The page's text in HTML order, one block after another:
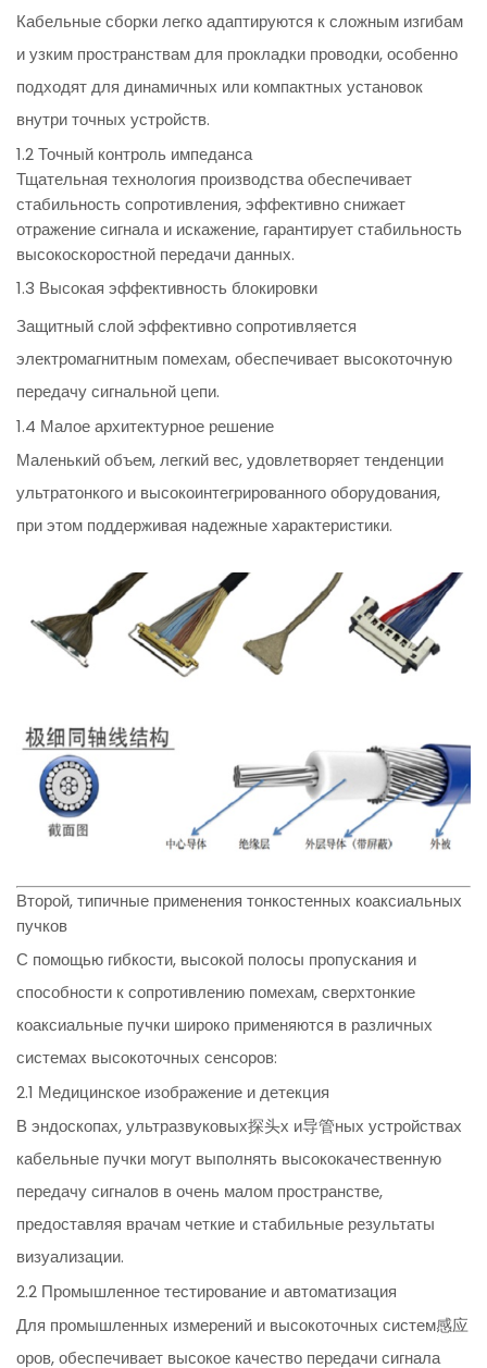
Кабельные сборки легко адаптируются к сложным изгибам
и узким пространствам для прокладки проводки, особенно
подходят для динамичных или компактных установок
внутри точных устройств.
1.2 Точный контроль импеданса
Тщательная технология производства обеспечивает
стабильность сопротивления, эффективно снижает
отражение сигнала и искажение, гарантирует стабильность
высокоскоростной передачи данных.
1.3 Высокая эффективность блокировки
Защитный слой эффективно сопротивляется
электромагнитным помехам, обеспечивает высокоточную
передачу сигнальной цепи.
1.4 Малое архитектурное решение
Маленький объем, легкий вес, удовлетворяет тенденции
ультратонкого и высокоинтегрированного оборудования,
при этом поддерживая надежные характеристики.
Второй, типичные применения тонкостенных коаксиальных
пучков
С помощью гибкости, высокой полосы пропускания и
способности к сопротивлению помехам, сверхтонкие
коаксиальные пучки широко применяются в различных
системах высокоточных сенсоров:
2.1 Медицинское изображение и детекция
В эндоскопах, ультразвуковых探头х и导管ных устройствах
кабельные пучки могут выполнять высококачественную
передачу сигналов в очень малом пространстве,
предоставляя врачам четкие и стабильные результаты
визуализации.
2.2 Промышленное тестирование и автоматизация
Для промышленных измерений и высокоточных систем感应
оров, обеспечивает высокое качество передачи сигнала